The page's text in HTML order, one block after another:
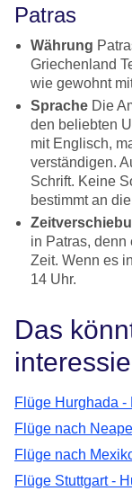
Patras
Währung
Griechenland
wie gewohnt
Sprache Die
den beliebten
mit Englisch,
verständigen.
Schrift. Keine
bestimmt an
in Patras, denn
Zeit. Wenn es
14 Uhr.
Das
Flüge Hurghada -
Flüge nach Neapel
Flüge nach
Flüge Stuttgart -